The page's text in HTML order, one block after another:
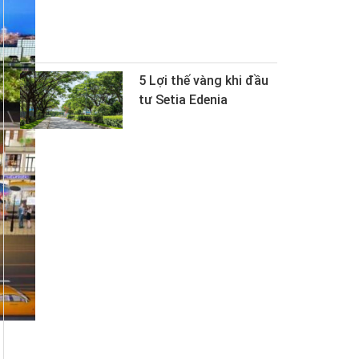
5 Lợi thế vàng khi đầu
tư Setia Edenia